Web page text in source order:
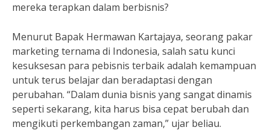
mereka terapkan dalam berbisnis?
Menurut Bapak Hermawan Kartajaya, seorang pakar
marketing ternama di Indonesia, salah satu kunci
kesuksesan para pebisnis terbaik adalah kemampuan
untuk terus belajar dan beradaptasi dengan
perubahan. “Dalam dunia bisnis yang sangat dinamis
seperti sekarang, kita harus bisa cepat berubah dan
mengikuti perkembangan zaman,” ujar beliau.